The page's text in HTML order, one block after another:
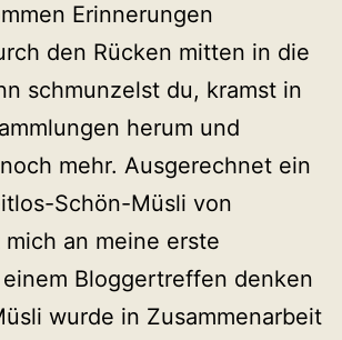
Erinnerungen
den Rücken mitten in die
schmunzelst du, kramst in
herum und
mehr. Ausgerechnet ein
Schön-Müsli von
an meine erste
Bloggertreffen denken
wurde in Zusammenarbeit